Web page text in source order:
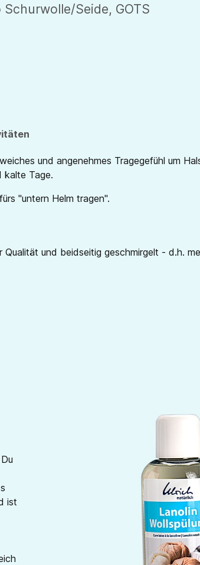
Seide, GOTS
und angenehmes Tragegefühl um
kalte Tage.
"untern Helm tragen".
und beidseitig geschmirgelt - d.h.
ist